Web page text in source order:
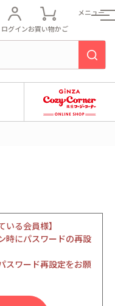
ログインお買い物かご
メニュー
いる会員様】
時にパスワードの再設
スワード再設定をお願